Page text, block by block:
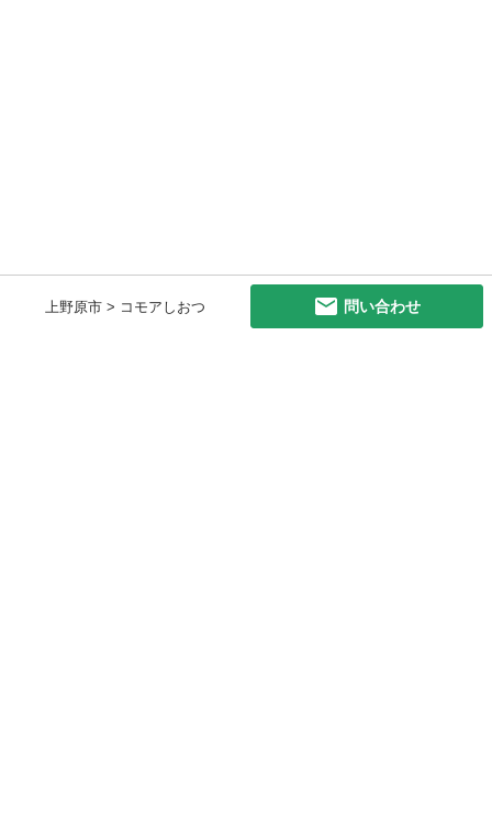
上野原市 > コモアしおつ 問い合わせ